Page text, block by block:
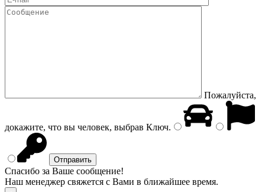
Пожалуйста,
докажите, что вы человек, выбрав Ключ.
Спасибо за Ваше сообщение!
Наш менеджер свяжется с Вами в ближайшее время.